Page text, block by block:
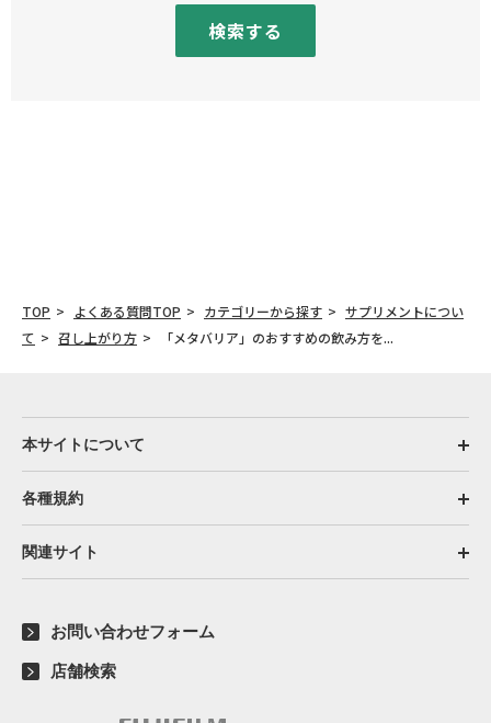
検索する
TOP よくある質問TOP カテゴリーから探す
サプリメントについ
て
召し上がり方 「メタバリア」のおすすめの飲み方を...
本サイトについて
各種規約
関連サイト
お問い合わせフォーム
店舗検索